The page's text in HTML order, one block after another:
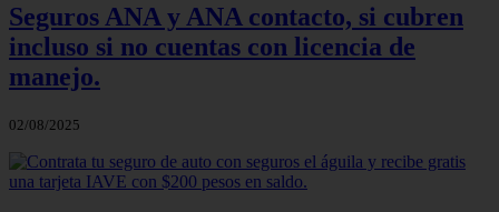
Seguros ANA y ANA contacto, si cubren
incluso si no cuentas con licencia de
manejo.
02/08/2025